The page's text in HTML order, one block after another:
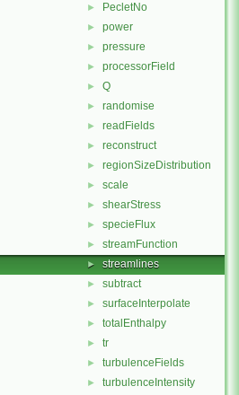
► PecletNo
► power
► pressure
► processorField
► Q
► randomise
► readFields
► reconstruct
► regionSizeDistribution
► scale
► shearStress
► specieFlux
► streamFunction
► streamlines
► subtract
► surfaceInterpolate
► totalEnthalpy
► tr
► turbulenceFields
► turbulenceIntensity